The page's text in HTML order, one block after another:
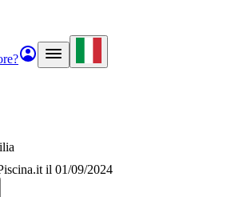
il 01/09/2024